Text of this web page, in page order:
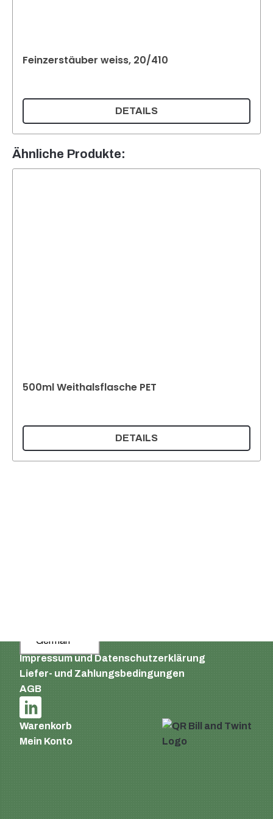
Feinzerstäuber weiss, 20/410
DETAILS
Ähnliche Produkte:
500ml Weithalsflasche PET
DETAILS
German
Impressum und Datenschutzerklärung
Liefer- und Zahlungsbedingungen
AGB
Warenkorb
Mein Konto